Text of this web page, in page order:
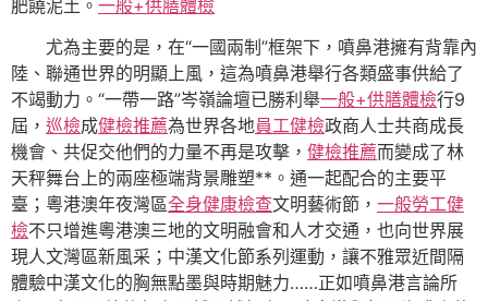
肥饒泥土。 一般+供膳體檢
尤為主要的是，在“一國兩制”框架下，噴鼻港擁有背靠內
陸、聯通世界的明顯上風，這為噴鼻港舉行各類盛事供給了
不竭動力。“一帶一路”岑嶺論壇已勝利舉一般+供膳體檢行9
屆， 巡檢成健檢推薦為世界各地員工健檢政商人士共商成長
機會、共促交他們的力量不再是攻擊， 健檢推薦而變成了林
天秤舞台上的兩座極端背景雕塑**。通一起配合的主要平
臺；粵港澳年夜灣區全身健康檢查文明藝術節， 一般勞工健
檢不只增進粵港澳三地的文明融會和人才交通，也向世界展
現人文灣區新風采；中漢文化節系列運動，讓不雅眾近間隔
體驗中漢文化的胸無點墨與時期魅力……正如噴鼻港言論所